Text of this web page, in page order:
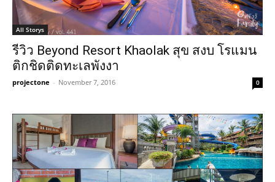
All Storys
รีวิว Beyond Resort Khaolak สุข สงบ โรแมน
ติกชิดติดทะเลพังงา
projectone - November 7, 2016 0